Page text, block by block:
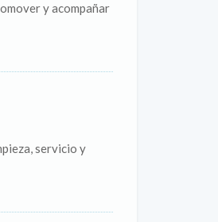
y acompañar
servicio y